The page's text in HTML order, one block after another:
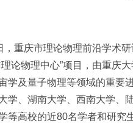
，重庆市理论物理前沿学术
论物理中心”项目，由重庆
学及量子物理等领域的重要
学、湖南大学、西南大学、
等高校的近80名学者和研究